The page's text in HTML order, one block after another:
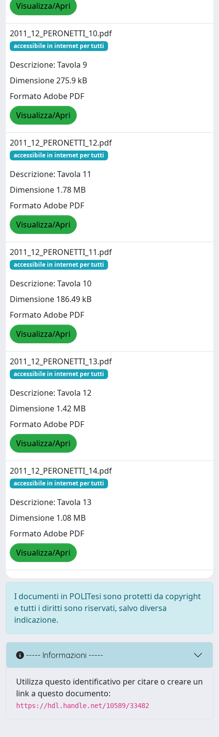
Visualizza/Apri
2011_12_PERONETTI_10.pdf
accessibile in internet per tutti
Descrizione: Tavola 9
Dimensione 275.9 kB
Formato Adobe PDF
Visualizza/Apri
2011_12_PERONETTI_12.pdf
accessibile in internet per tutti
Descrizione: Tavola 11
Dimensione 1.78 MB
Formato Adobe PDF
Visualizza/Apri
2011_12_PERONETTI_11.pdf
accessibile in internet per tutti
Descrizione: Tavola 10
Dimensione 186.49 kB
Formato Adobe PDF
Visualizza/Apri
2011_12_PERONETTI_13.pdf
accessibile in internet per tutti
Descrizione: Tavola 12
Dimensione 1.42 MB
Formato Adobe PDF
Visualizza/Apri
2011_12_PERONETTI_14.pdf
accessibile in internet per tutti
Descrizione: Tavola 13
Dimensione 1.08 MB
Formato Adobe PDF
Visualizza/Apri
I documenti in POLITesi sono protetti da copyright
e tutti i diritti sono riservati, salvo diversa
indicazione.
----- Informazioni -----
Utilizza questo identificativo per citare o creare un
link a questo documento:
https://hdl.handle.net/10589/33482